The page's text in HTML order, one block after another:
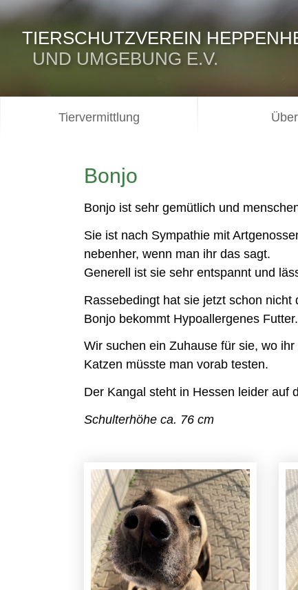
TIERSCHUTZVEREIN
UND UMGEBUNG E.V.
Tiervermittlung
Bonjo
Bonjo ist sehr gemütlich und
Sie ist nach Sympathie mit
nebenher, wenn man ihr das sagt.
Generell ist sie sehr entspannt und
Rassebedingt hat sie jetzt schon
Bonjo bekommt Hypoallergenes
Wir suchen ein Zuhause für sie, wo
Katzen müsste man vorab testen.
Der Kangal steht in Hessen leider auf
Schulterhöhe ca. 76 cm